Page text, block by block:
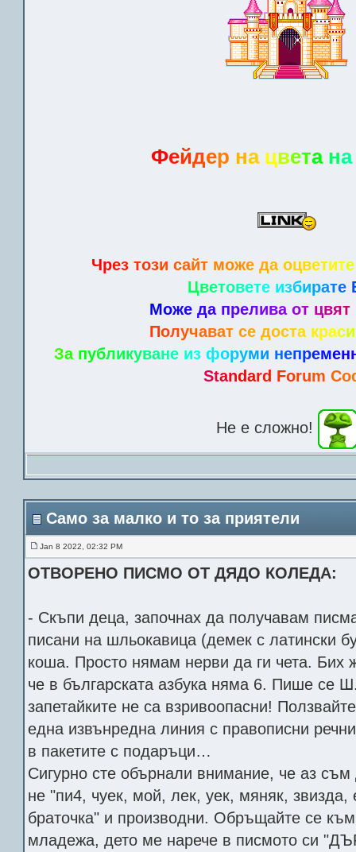
Фейдер на цвета на
Чрез този сайт може да оцветите
Цветовете избирате
Може да прелива от цвят
Получават се доста краси
За публикуване из форуми непремен
Standard Forum Co
Не е сложно!
Само за малко и то за приятели
Jan 8 2022, 02:32 PM
ОТВОРЕНО ПИСМО ОТ ДЯДО КОЛЕДА:
- Скъпи деца, започнах да получавам
писани на шльокавица (демек с латински
коша. Просто нямам нерви да ги чета.
че в българската азбука няма 6. Пише се
запетайките не са взривоопасни!
една извънредна линия с правописни
в пакетите с подаръци…
Сигурно сте обърнали внимание, че аз
не "пи4, чуек, мой, лек, уек, мяняк, звизда,
браточка" и производни. Обръщайте се
младежа, дето ме нарече в писмото си